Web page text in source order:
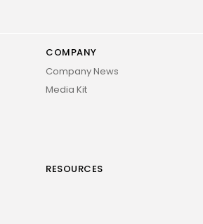
COMPANY
Company News
Media Kit
RESOURCES